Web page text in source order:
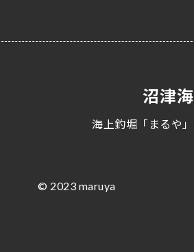
沼津
海上釣堀「まるや
© 2023 maruya